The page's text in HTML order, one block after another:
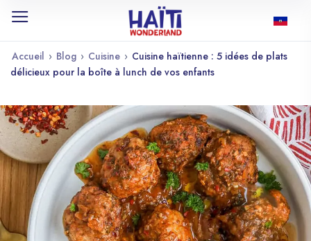
Accueil › Blog › Cuisine › Cuisine haïtienne : 5 idées de plats
délicieux pour la boîte à lunch de vos enfants